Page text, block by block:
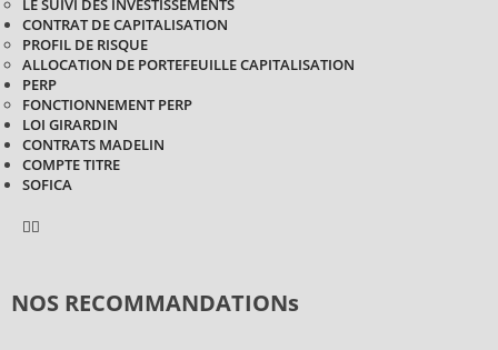
LE SUIVI DES INVESTISSEMENTS
CONTRAT DE CAPITALISATION
PROFIL DE RISQUE
ALLOCATION DE PORTEFEUILLE CAPITALISATION
PERP
FONCTIONNEMENT PERP
LOI GIRARDIN
CONTRATS MADELIN
COMPTE TITRE
SOFICA
Facebook
NOS RECOMMANDATIONs